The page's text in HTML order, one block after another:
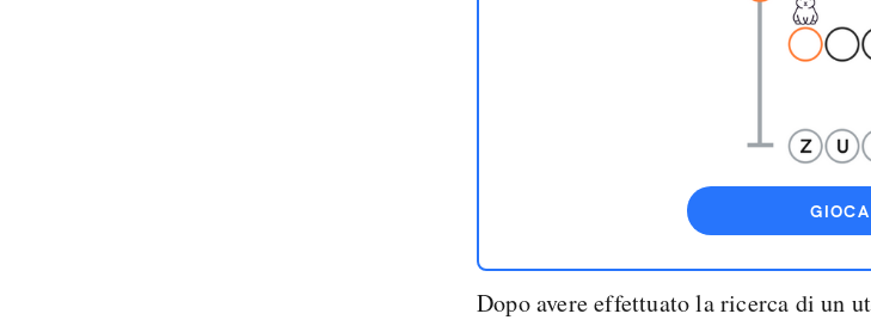
Dopo avere effettuato la ricerca di un